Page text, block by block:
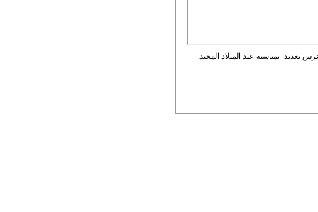
بغديدا بمناسبة عيد الميلاد المجيد